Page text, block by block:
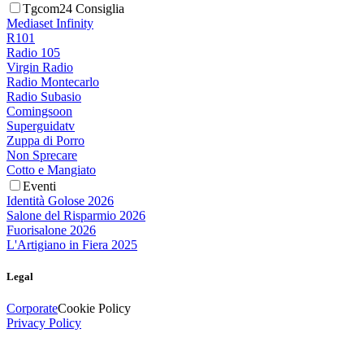
Tgcom24 Consiglia
Mediaset Infinity
R101
Radio 105
Virgin Radio
Radio Montecarlo
Radio Subasio
Comingsoon
Superguidatv
Zuppa di Porro
Non Sprecare
Cotto e Mangiato
Eventi
Identità Golose 2026
Salone del Risparmio 2026
Fuorisalone 2026
L'Artigiano in Fiera 2025
Legal
CorporateCookie Policy
Privacy Policy